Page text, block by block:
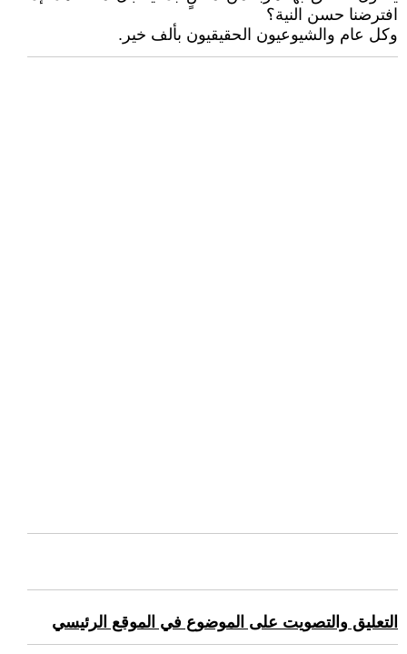
افترضنا حسن النية؟
وكل عام والشيوعيون الحقيقيون بألف خير.
التعليق والتصويت على الموضوع في الموقع الرئيسي